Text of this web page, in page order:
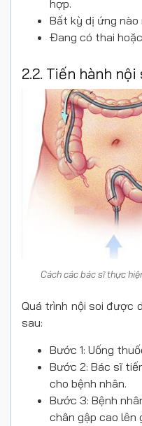
hợp.
Bất kỳ dị ứng nào
Đang có thai
2.2. Tiến hành nội
Cách các bác sĩ thực
Quá trình nội soi được
sau:
Bước 1: Uống
Bước 2: Bác sĩ
cho bệnh nhân.
Bước 3: Bệnh
chân gập cao lên